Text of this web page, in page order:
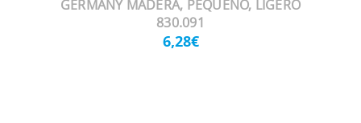
GERMANY MADERA, PEQUEÑO, LIGERO
830.091
6,28€